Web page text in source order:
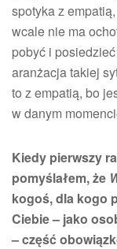
spotyka z
wcale nie ma
pobyć i
aranżacja takiej
to z empatią, bo
w danym
Kiedy pierwszy
pomyślałem, że
kogoś, dla kogo
Ciebie – jako
– część